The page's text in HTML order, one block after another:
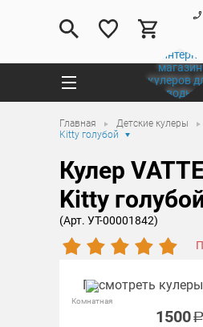
Главная Детские кулеры
Kitty голубой
Кулер
Kitty
(Арт. УТ-00001842)
Комнатная
Посмотреть
1500